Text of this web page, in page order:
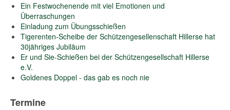
Ein Festwochenende mit viel Emotionen und
Überraschungen
Einladung zum Übungsschießen
Tigerenten-Scheibe der Schützengesellenschaft Hillerse hat
30jähriges Jubiläum
Er und Sie-Schießen bei der Schützengesellschaft Hillerse
e.V.
Goldenes Doppel - das gab es noch nie
Termine